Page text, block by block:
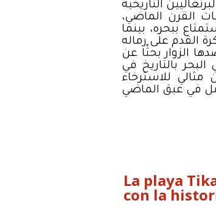
القرن الماضي،
ببحره، بينما
الزوار بحثًا عن
بالتاريخ في
للاسترخاء
La playa
con la